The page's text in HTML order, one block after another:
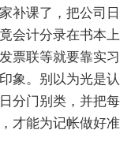
补课了，把公司日
会计分录在书本上
票联等就要靠实习
象。别以为光是认
分门别类，并把每
才能为记帐做好准